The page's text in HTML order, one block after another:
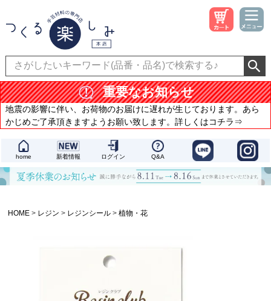
重要なお知らせ
地震の影響に伴い、お荷物のお届けに遅れが生じております。あら
かじめご了承頂きますようお願い致します。詳しくはコチラ⇒
home 新着情報 ログイン Q&A
HOME レジン レジンシール 植物・花